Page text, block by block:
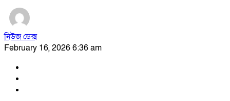
নিউজ ডেক্স
February 16, 2026 6:36 am